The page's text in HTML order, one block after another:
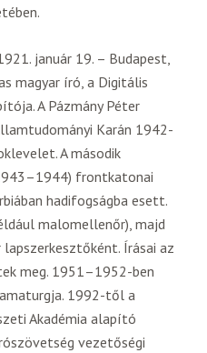
január 19. – Budapest,
magyar író, a Digitális
A Pázmány Péter
Karán 1942-
A második
frontkatonai
hadifogságba esett.
malomellenőr), majd
Írásai az
meg. 1951–1952-ben
1992-től a
Akadémia alapító
vezetőségi